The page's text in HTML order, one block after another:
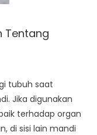
Tentang
tubuh saat
Jika digunakan
terhadap organ
di sisi lain mandi